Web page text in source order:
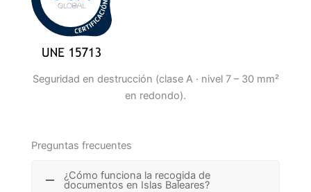
Seguridad en destrucción (clase A · nivel 7 – 30 mm²
en redondo).
Preguntas frecuentes
¿Cómo funciona la recogida de
documentos en Islas Baleares?